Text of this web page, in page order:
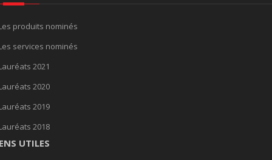
produits nominés
services nominés
2021
2020
2019
2018
UTILES